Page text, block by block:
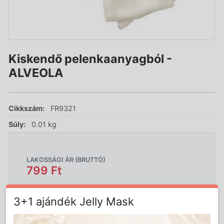
Kiskendő pelenkaanyagból -
ALVEOLA
Cikkszám:
FR9321
Súly:
0.01 kg
LAKOSSÁGI ÁR (BRUTTÓ)
799 Ft
Jutalom: 16 pont
3+1 ajándék Jelly Mask